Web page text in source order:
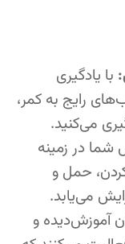
با یادگیری
رایج به کمر،
می‌کنید.
شما در زمینه
حمل و
می‌یابد.
آموزش‌دیده و